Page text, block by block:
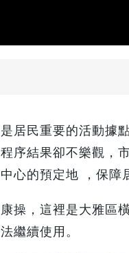
居民重要的活動據
序結果卻不樂觀，
心的預定地 ，保障
操，這裡是大雅區
繼續使用。